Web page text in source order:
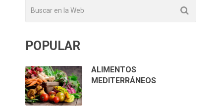
POPULAR
ALIMENTOS
MEDITERRÁNEOS